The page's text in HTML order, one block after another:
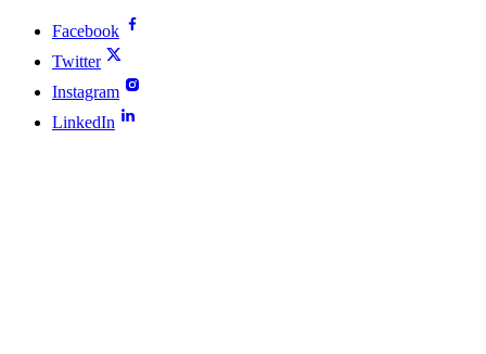
Facebook
Twitter
Instagram
LinkedIn